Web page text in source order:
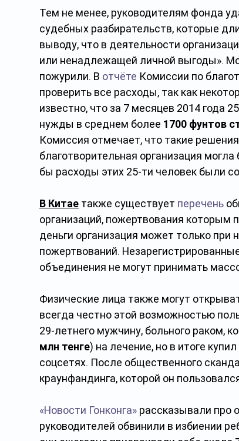
Тем не менее, руководителям фонда
судебных разбирательств, которые
выводу, что в деятельности
или ненадлежащей личной выгоды».
пожурили. В отчёте Комиссии по
проверить все расходы, так как
известно, что за 7 месяцев 2014 года
нужды в среднем более 1700 фунтов
Комиссия отмечает, что такие
благотворительная организация
бы расходы этих 25-ти человек были
В Китае также существует перечень
организаций, пожертвования которым
деньги организация может только при
пожертвований.
объединения не могут принимать
Физические лица также могут
всегда честно этой возможностью
29-летнего мужчину, больного раком,
млн тенге) на лечение, но в итоге
соцсетях. После общественного
краунфандинга, которой он
«Новости Гонконга» рассказывали про
руководителей обвинили в избиении